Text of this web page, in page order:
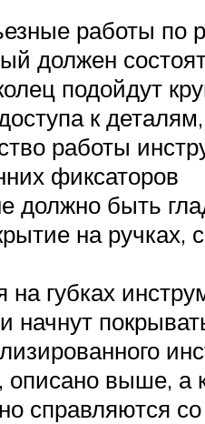
работы по
должен
подойдут
к
работы
фиксаторов
должно быть
на
губках
начнут
выше, а
справляются